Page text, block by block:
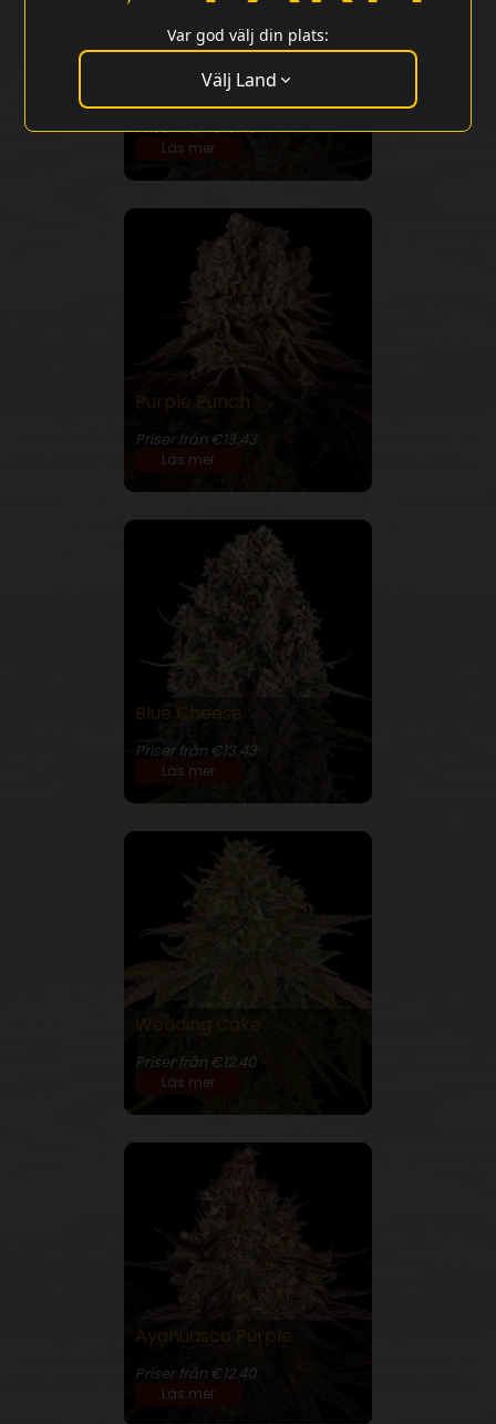
Purple Punch Auto
22% THC
Priser från €13.43
Läs mer
Purple Punch
Priser från €13.43
Läs mer
Blue Cheese
Priser från €13.43
Läs mer
Wedding Cake
Priser från €12.40
Läs mer
Ayahuasca Purple
Priser från €12.40
Läs mer
Var god välj din plats:
Välj Land